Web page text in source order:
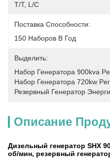
T/T, L/C
Поставка Способности:
150 Наборов В Год
Выделить:
Набор Генератора 900kva
Набор Генератора 720kw
Резервный Генератор
Описание
Дизельный генератор SHX
об/мин, резервный